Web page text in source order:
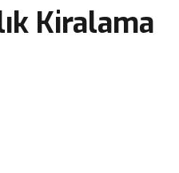
Kiralama